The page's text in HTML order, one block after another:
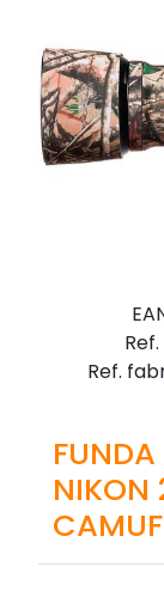
Ref.